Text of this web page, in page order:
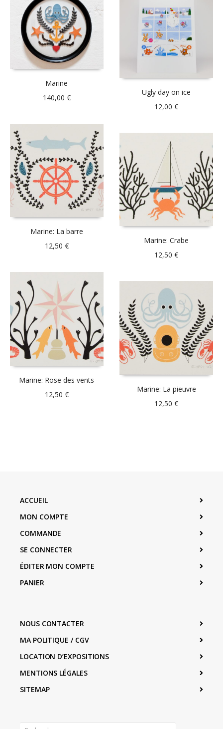
Marine
140,00 €
Ugly day on ice
12,00€
Marine: La barre
12,50 €
Marine: Crabe
12,50€
Marine: Rose des vents
12,50 €
Marine: La pieuvre
12,50€
ACCUEIL
MON COMPTE
COMMANDE
SE CONNECTER
ÉDITER MON COMPTE
PANIER
NOUS CONTACTER
MA POLITIQUE / CGV
LOCATION D’EXPOSITIONS
MENTIONS LÉGALES
SITEMAP